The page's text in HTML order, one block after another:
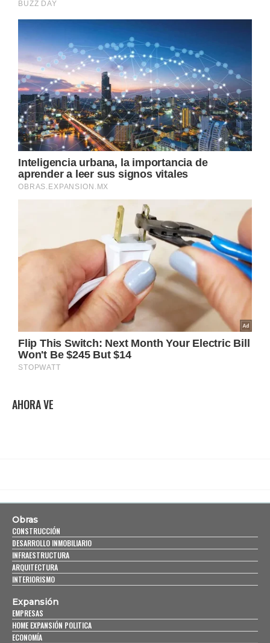
AHORA VE
Obras
CONSTRUCCIÓN
DESARROLLO INMOBILIARIO
INFRAESTRUCTURA
ARQUITECTURA
INTERIORISMO
Expansión
EMPRESAS
HOME EXPANSIÓN POLITICA
ECONOMÍA